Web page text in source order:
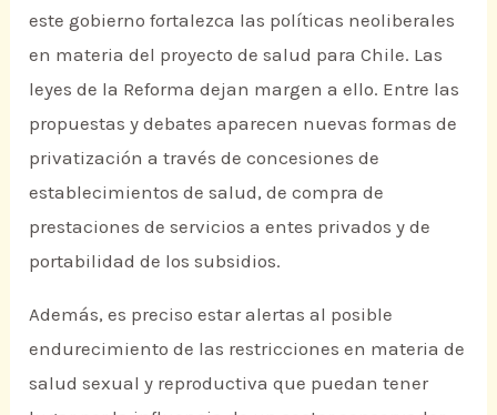
este gobierno fortalezca las políticas neoliberales
en materia del proyecto de salud para Chile. Las
leyes de la Reforma dejan margen a ello. Entre las
propuestas y debates aparecen nuevas formas de
privatización a través de concesiones de
establecimientos de salud, de compra de
prestaciones de servicios a entes privados y de
portabilidad de los subsidios.
Además, es preciso estar alertas al posible
endurecimiento de las restricciones en materia de
salud sexual y reproductiva que puedan tener